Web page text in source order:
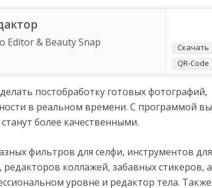
Скачать
QR-Code
Editor & Beauty Snap
постобработку готовых фотографий,
в реальном времени. С программой вы
более качественными.
фильтров для селфи, инструментов для
коллажей, забавных стикеров, а
уровне и редактор тела. Также